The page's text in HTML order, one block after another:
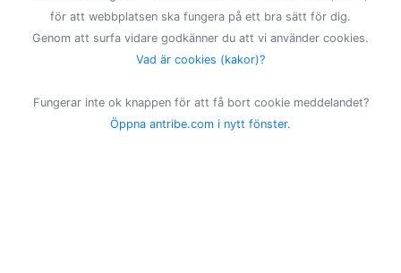
för att webbplatsen ska fungera på ett bra sätt för dig.
Genom att surfa vidare godkänner du att vi använder cookies.
Vad är cookies (kakor)?
Fungerar inte ok knappen för att få bort cookie meddelandet?
Öppna antribe.com i nytt fönster.